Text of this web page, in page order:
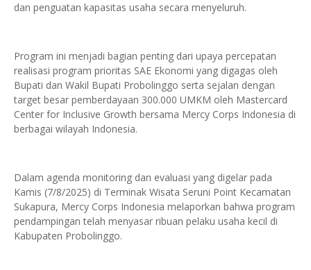
dan penguatan kapasitas usaha secara menyeluruh.
Program ini menjadi bagian penting dari upaya percepatan
realisasi program prioritas SAE Ekonomi yang digagas oleh
Bupati dan Wakil Bupati Probolinggo serta sejalan dengan
target besar pemberdayaan 300.000 UMKM oleh Mastercard
Center for Inclusive Growth bersama Mercy Corps Indonesia di
berbagai wilayah Indonesia.
Dalam agenda monitoring dan evaluasi yang digelar pada
Kamis (7/8/2025) di Terminak Wisata Seruni Point Kecamatan
Sukapura, Mercy Corps Indonesia melaporkan bahwa program
pendampingan telah menyasar ribuan pelaku usaha kecil di
Kabupaten Probolinggo.